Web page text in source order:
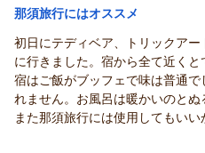
宿泊価格帯： 9,001～10,000円(大人一
ホテル・フロラシオン那須からの返信
この度はホテル・フロラシオン
がとうございます。
またご感想をお寄せいただき重
過日はプラン特典の「夜鳴き蕎
那須旅行にはオススメ
初日にテディベア、トリックア
に行きました。宿から全て近くと
宿はご飯がブッフェで味は普通
れません。お風呂は暖かいのとぬ
また那須旅行には使用してもいい